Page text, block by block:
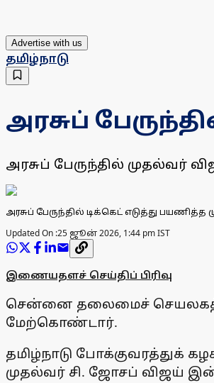
Advertise with us
தமிழ்நாடு
அரசுப்
அரசுப் பேருந்தில் முதல்வர்
அரசுப் பேருந்தில் டிக்கெட் எடுத்து
Updated On :25 ஜூன் 2026, 1:44 pm IST
இணையதளச் செய்திப் பிரிவு
சென்னை தலைமைச்
மேற்கொண்டார்.
தமிழ்நாடு போக்குவரத்துக்
முதல்வர் சி. ஜோசப் விஜய்